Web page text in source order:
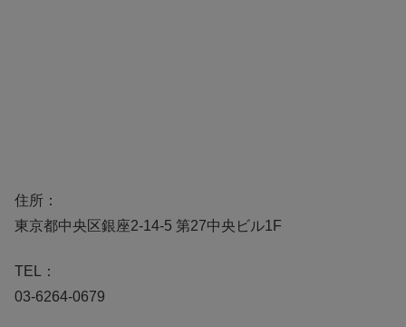
住所：
東京都中央区銀座2-14-5 第27中央ビル1F
TEL：
03-6264-0679